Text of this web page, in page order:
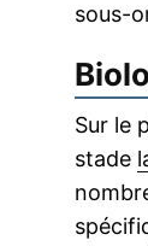
sous-
Sur le
stade